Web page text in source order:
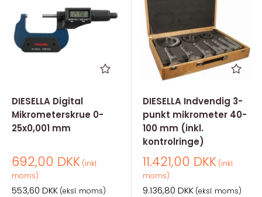
DIESELLA Digital
Mikrometerskrue 0-
25x0,001 mm
Salgspris
692,00 DKK (inkl.
moms)
Salgspris
553,60 DKK (eksl. moms)
DIESELLA Indvendig 3-
punkt mikrometer 40-
100 mm (inkl.
kontrolringe)
Salgspris
11.421,00 DKK (inkl.
moms)
Salgspris
9.136,80 DKK (eksl. moms)